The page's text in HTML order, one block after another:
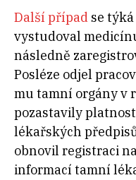
Další případ se
vystudoval
následně
Posléze odjel
mu tamní orgány v
pozastavily
lékařských
obnovil registraci
informací tamní